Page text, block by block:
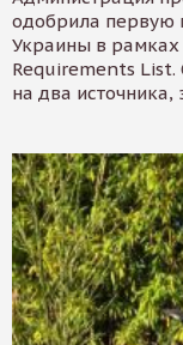
одобрила первую
Украины в
Requirements List.
на два